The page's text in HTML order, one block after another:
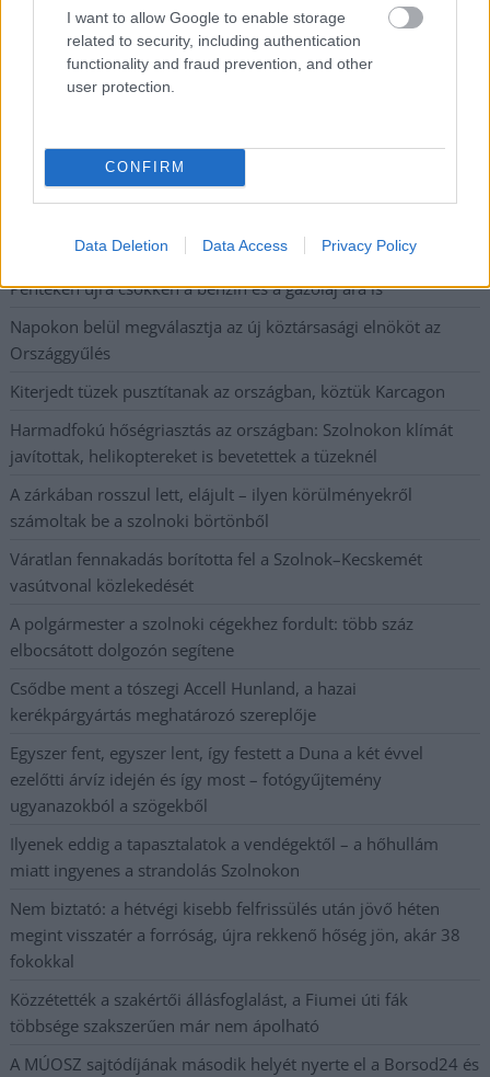
I want to allow Google to enable storage
related to security, including authentication
functionality and fraud prevention, and other
user protection.
CONFIRM
Data Deletion Data Access Privacy Policy
A SZOL24 legfrissebb 24 cikke
további üzemeltetését
élhető város
Pénteken újra csökken a benzin és a gázolaj ára is
Napokon belül megválasztja az új köztársasági elnököt az
Országgyűlés
Kiterjedt tüzek pusztítanak az országban, köztük Karcagon
Harmadfokú hőségriasztás az országban: Szolnokon klímát
javítottak, helikoptereket is bevetettek a tüzeknél
A zárkában rosszul lett, elájult – ilyen körülményekről
számoltak be a szolnoki börtönből
Váratlan fennakadás borította fel a Szolnok–Kecskemét
vasútvonal közlekedését
A polgármester a szolnoki cégekhez fordult: több száz
elbocsátott dolgozón segítene
Csődbe ment a tószegi Accell Hunland, a hazai
kerékpárgyártás meghatározó szereplője
Egyszer fent, egyszer lent, így festett a Duna a két évvel
ezelőtti árvíz idején és így most – fotógyűjtemény
ugyanazokból a szögekből
Ilyenek eddig a tapasztalatok a vendégektől – a hőhullám
miatt ingyenes a strandolás Szolnokon
Nem biztató: a hétvégi kisebb felfrissülés után jövő héten
megint visszatér a forróság, újra rekkenő hőség jön, akár 38
fokokkal
Közzétették a szakértői állásfoglalást, a Fiumei úti fák
többsége szakszerűen már nem ápolható
A MÚOSZ sajtódíjának második helyét nyerte el a Borsod24 és